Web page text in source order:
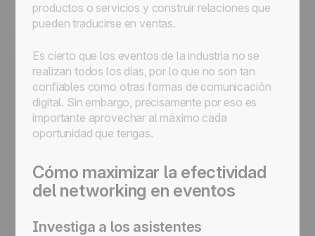
productos o servicios y construir relaciones que
pueden traducirse en ventas.
Es cierto que los eventos de la industria no se
realizan todos los días, por lo que no son tan
confiables como otras formas de comunicación
digital. Sin embargo, precisamente por eso es
importante aprovechar al máximo cada
oportunidad que tengas.
Cómo maximizar la efectividad
del networking en eventos
Investiga a los asistentes